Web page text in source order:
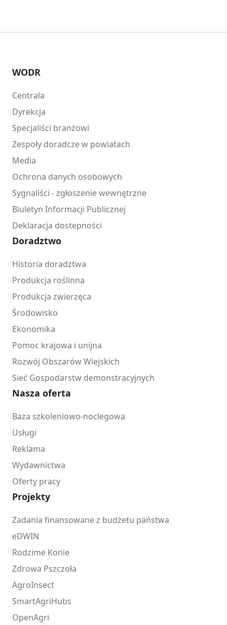
WODR
Centrala
Dyrekcja
Specjaliści branżowi
Zespoły doradcze w powiatach
Media
Ochrona danych osobowych
Sygnaliści - zgłoszenie wewnętrzne
Biuletyn Informacji Publicznej
Deklaracja dostepności
Doradztwo
Historia doradztwa
Produkcja roślinna
Produkcja zwierzęca
Środowisko
Ekonomika
Pomoc krajowa i unijna
Rozwój Obszarów Wiejskich
Sieć Gospodarstw demonstracyjnych
Nasza oferta
Baza szkoleniowo-noclegowa
Usługi
Reklama
Wydawnictwa
Oferty pracy
Projekty
Zadania finansowane z budżetu państwa
eDWIN
Rodzime Konie
Zdrowa Pszczoła
AgroInsect
SmartAgriHubs
OpenAgri